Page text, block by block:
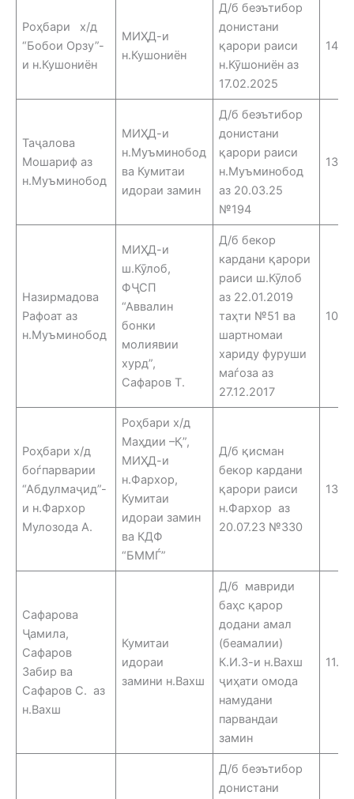
Роҳбари х/д
“Бобои Орзу”-
и н.Кушониён
МИҲД-и
н.Кушониён
Д/б беэътибор
донистани
қарори раиси
н.Кӯшониён аз
17.02.2025
Таҷалова
Мошариф аз
н.Муъминобод
МИҲД-и
н.Муъминобод
ва Кумитаи
идораи замин
Д/б беэътибор
донистани
қарори раиси
н.Муъминобод
аз 20.03.25
№194
Назирмадова
Рафоат аз
н.Муъминобод
МИҲД-и
ш.Кӯлоб,
ФҶСП
“Аввалин
бонки
молиявии
хурд”,
Сафаров Т.
Д/б бекор
кардани қарори
раиси ш.Кӯлоб
аз 22.01.2019
таҳти №51 ва
шартномаи
хариду фуруши
маѓоза аз
27.12.2017
Роҳбари х/д
боѓпарварии
“Абдулмаҷид”-
и н.Фархор
Мулозода А.
Роҳбари х/д
Маҳдии –Қ”,
МИҲД-и
н.Фархор,
Кумитаи
идораи замин
ва КДФ
“БММЃ”
Д/б қисман
бекор кардани
қарори раиси
н.Фархор аз
20.07.23 №330
Сафарова
Ҷамила,
Сафаров
Забир ва
Сафаров С. аз
н.Вахш
Кумитаи
идораи
замини н.Вахш
Д/б мавриди
баҳс қарор
додани амал
(беамалии)
К.И.З-и н.Вахш
ҷиҳати омода
намудани
парвандаи
замин
Д/б беэътибор
донистани